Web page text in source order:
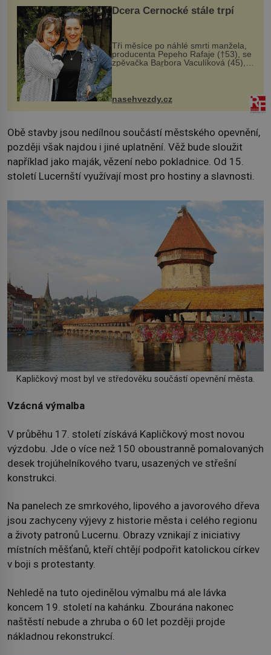
Dcera Černocké stále trpí
Tři měsíce po náhlé smrti manžela,
producenta Pepeho Rafaje (†53), se
zpěvačka Barbora Vaculíková (45),
dcera Petry Černocké (75), poprvé
ozvala veřejnosti. Na sociální síti
sdílela, že se snaží fung...
nasehvezdy.cz
Obě stavby jsou nedílnou součástí městského opevnění,
později však najdou i jiné uplatnění. Věž bude sloužit
například jako maják, vězení nebo pokladnice. Od 15.
století Lucernští využívají most pro hostiny a slavnosti.
Kapličkový most byl ve středověku součástí opevnění města.
Vzácná výmalba
V průběhu 17. století získává Kapličkový most novou
výzdobu. Jde o více než 150 oboustranně pomalovaných
desek trojúhelníkového tvaru, usazených ve střešní
konstrukci.
Na panelech ze smrkového, lipového a javorového dřeva
jsou zachyceny výjevy z historie města i celého regionu
a životy patronů Lucernu. Obrazy vznikají z iniciativy
místních měšťanů, kteří chtějí podpořit katolickou církev
v boji s protestanty.
Nehledě na tuto ojedinělou výmalbu má ale lávka
koncem 19. století na kahánku. Zbourána nakonec
naštěstí nebude a zhruba o 60 let později projde
nákladnou rekonstrukcí.